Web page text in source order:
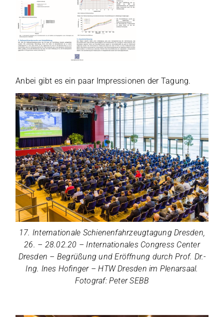
Anbei gibt es ein paar Impres­sio­nen der Tagung.
17. Inter­na­tio­nale Schie­nen­fahr­zeug­ta­gung Dres­den,
26. – 28.02.20 – Inter­na­tio­na­les Con­gress Cen­ter
Dres­den – Begrü­ßung und Eröff­nung durch Prof. Dr.-
Ing. Ines Hof­in­ger – HTW Dres­den im Ple­nar­saal.
Foto­graf: Peter SEBB